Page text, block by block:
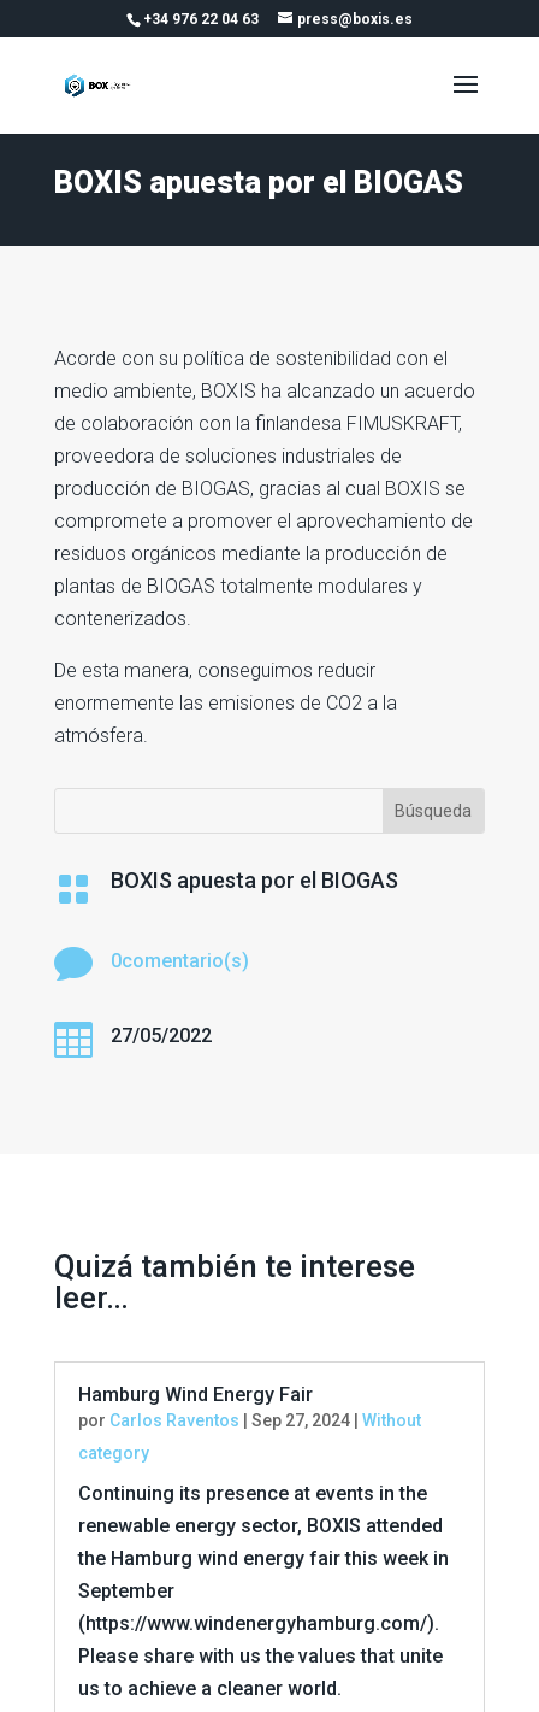
+34 976 22 04 63 press@boxis.es
BOXIS apuesta por el BIOGAS
Acorde con su política de sostenibilidad con el
medio ambiente, BOXIS ha alcanzado un acuerdo
de colaboración con la finlandesa FIMUSKRAFT,
proveedora de soluciones industriales de
producción de BIOGAS, gracias al cual BOXIS se
compromete a promover el aprovechamiento de
residuos orgánicos mediante la producción de
plantas de BIOGAS totalmente modulares y
contenerizados.
De esta manera, conseguimos reducir
enormemente las emisiones de CO2 a la
atmósfera.
 BOXIS apuesta por el BIOGAS
 0comentario(s)
 27/05/2022
Quizá también te interese
leer…
Hamburg Wind Energy Fair
por Carlos Raventos Sep 27, 2024| Without
category
Continuing its presence at events in the
renewable energy sector, BOXIS attended
the Hamburg wind energy fair this week in
September
(https://www.windenergyhamburg.com/).
Please share with us the values ​​that unite
us to achieve a cleaner world.